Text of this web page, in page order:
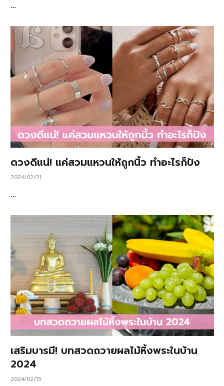
…
ดวงดีแน่! แค่สวมแหวนให้ถูกนิ้ว ทำอะไรก็ปัง
2024/02/21
…
เสริมบารมี! บทสวดถวายผลไม้หิ้งพระในบ้าน
2024
2024/02/15